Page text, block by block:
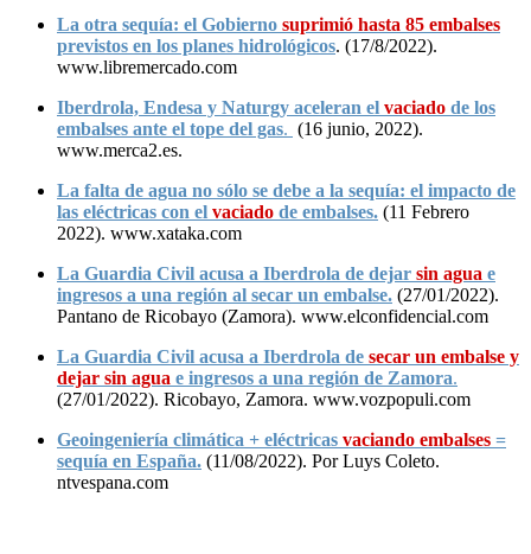
La otra sequía: el Gobierno suprimió hasta 85 embalses
previstos en los planes hidrológicos. (17/8/2022).
www.libremercado.com
Iberdrola, Endesa y Naturgy aceleran el vaciado de los
embalses ante el tope del gas. (16 junio, 2022).
www.merca2.es.
La falta de agua no sólo se debe a la sequía: el impacto de
las eléctricas con el vaciado de embalses. (11 Febrero
2022). www.xataka.com
La Guardia Civil acusa a Iberdrola de dejar sin agua e
ingresos a una región al secar un embalse. (27/01/2022).
Pantano de Ricobayo (Zamora). www.elconfidencial.com
La Guardia Civil acusa a Iberdrola de secar un embalse y
dejar sin agua e ingresos a una región de Zamora.
(27/01/2022). Ricobayo, Zamora. www.vozpopuli.com
Geoingeniería climática + eléctricas vaciando embalses =
sequía en España. (11/08/2022). Por Luys Coleto.
ntvespana.com